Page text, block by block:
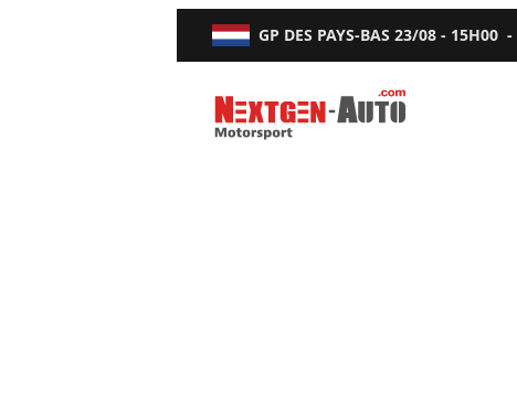
GP DES PAYS-BAS 23/08 - 15H00 -
Nextgen-Auto.com